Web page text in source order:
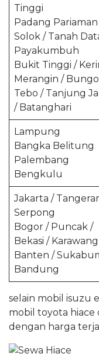
Tinggi
Padang
Solok / Tanah
Payakumbuh
Bukit Tinggi /
Merangin / Bungo
Tebo / Tanjung
/ Batanghari
Lampung
Bangka Belitung
Palembang
Bengkulu
Jakarta /
Serpong
Bogor / Puncak /
Bekasi / Karawang
Banten /
Bandung
selain mobil isuzu
mobil toyota hiace
dengan harga